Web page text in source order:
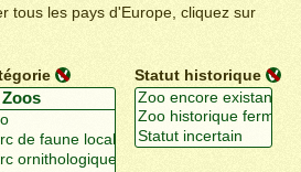
tous les pays d'Europe, cliquez sur
Statut historique